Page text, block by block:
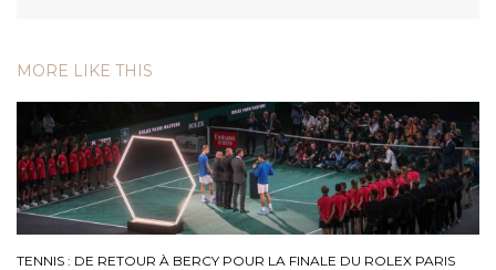
MORE LIKE THIS
TENNIS : DE RETOUR À BERCY POUR LA FINALE DU ROLEX PARIS